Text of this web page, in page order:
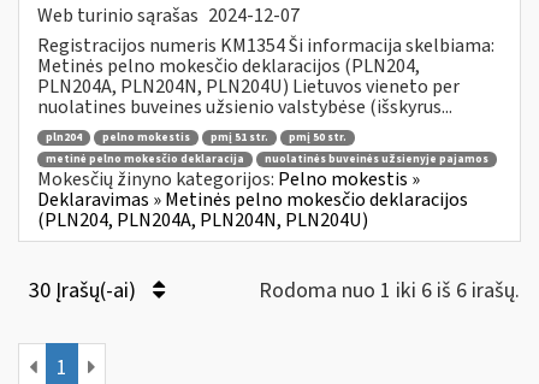
Web turinio sąrašas 2024-12-07
Registracijos numeris KM1354 Ši informacija skelbiama:
Metinės pelno mokesčio deklaracijos (PLN204,
PLN204A, PLN204N, PLN204U) Lietuvos vieneto per
nuolatines buveines užsienio valstybėse (išskyrus...
pln204 pelno mokestis pmį 51 str.
pmį 50 str.
metinė pelno mokesčio deklaracija
nuolatinės buveinės užsienyje pajamos
Mokesčių žinyno kategorijos: Pelno mokestis »
Deklaravimas » Metinės pelno mokesčio deklaracijos
(PLN204, PLN204A, PLN204N, PLN204U)
30 Įrašų(-ai) Rodoma nuo 1 iki 6 iš 6 irašų.
1